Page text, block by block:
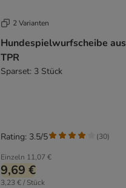
2 Varianten
Hundespielwurfscheibe aus
TPR
Sparset: 3 Stück
Einzeln 11,07 €
9,69 €
3,23 € / Stück
Rating: 3.5/5 (30)